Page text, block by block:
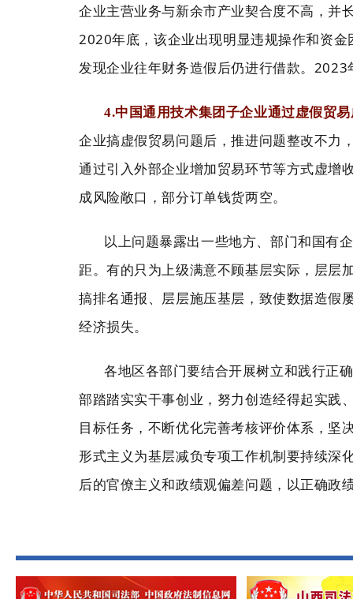
企业主营业务与新余市产业契合度不高，并
2020年底，该企业出现明显违规操作和资
发现企业往年财务造假后仍进行借款。
4.中国通用技术集团子企业通过虚假贸
企业搞虚假贸易问题后，推进问题整改不力
通过引入外部企业增加贸易环节等方式虚增
成风险敞口 ，部分订单钱货两空。
以上问题暴露出一些地方、部门和国有
距。有的只为上级满意不顾基层实际，层层
搞排名通报、层层施压基层，致使数据造假
经济损失。
各地区各部门要结合开展树立和践行正
部踏踏实实干事创业，努力创造经得起实践
目标任务，不断优化完善考核评价体系，坚
形式主义为基层减负专项工作机制要持续深
后的官僚主义和政绩观偏差问题，以正确政